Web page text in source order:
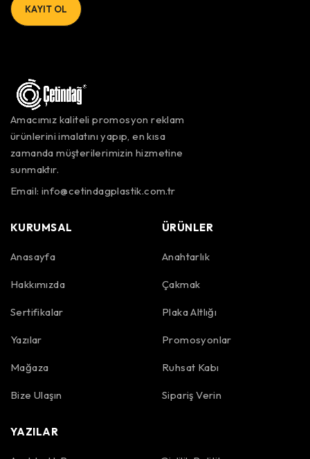
Amacımız kaliteli promosyon reklam
ürünlerini imalatını yapıp, en kısa
zamanda müşterilerimizin hizmetine
sunmaktır.
Email: info@cetindagplastik.com.tr
KURUMSAL
Anasayfa
Hakkımızda
Sertifikalar
Yazılar
Mağaza
Bize Ulaşın
ÜRÜNLER
Anahtarlık
Çakmak
Plaka Altlığı
Promosyonlar
Ruhsat Kabı
Sipariş Verin
YAZILAR